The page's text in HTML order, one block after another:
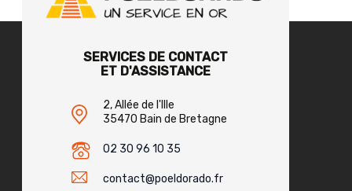
SERVICES DE CONTACT
ET D'ASSISTANCE
2, Allée de l'Ille
35470 Bain de Bretagne
02 30 96 10 35
contact@poeldorado.fr